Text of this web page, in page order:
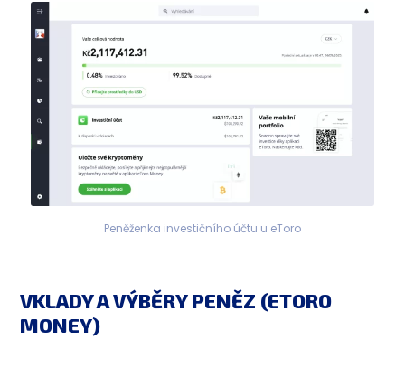
Peněženka investičního účtu u eToro
VKLADY A VÝBĚRY PENĚZ (ETORO
MONEY)